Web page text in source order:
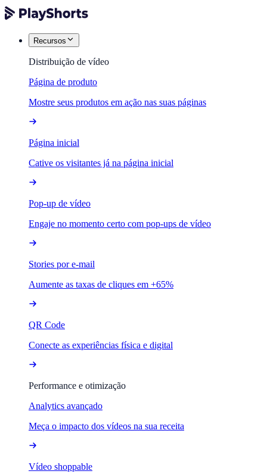
Recursos
Distribuição de vídeo
Página de produto
Mostre seus produtos em ação nas suas páginas
Página inicial
Cative os visitantes já na página inicial
Pop-up de vídeo
Engaje no momento certo com pop-ups de vídeo
Stories por e-mail
Aumente as taxas de cliques em +65%
QR Code
Conecte as experiências física e digital
Performance e otimização
Analytics avançado
Meça o impacto dos vídeos na sua receita
Vídeo shoppable